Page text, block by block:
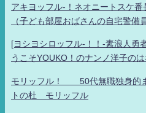
アキヨッフル-！ネオニートスケ番
（子ども部屋おばさんの自宅警備
[ヨシヨシロッフル-！！-素浪人勇
うこそYOUKO！のナンノ洋子の
モリッフル！ 50代無職独身的
トの杜 モリッフル